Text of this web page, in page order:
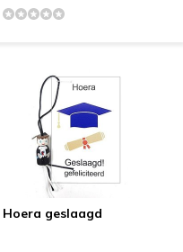
Hoera geslaagd